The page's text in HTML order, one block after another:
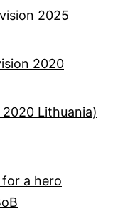
2025
2020
Lithuania)
a hero